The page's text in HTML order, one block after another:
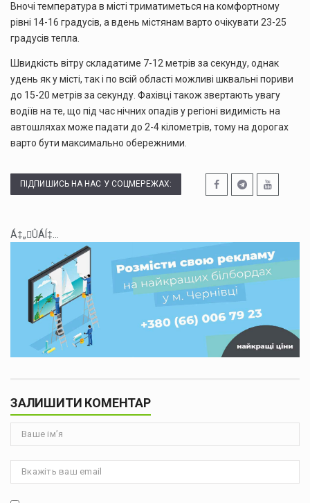
Вночі температура в місті триматиметься на комфортному
рівні 14-16 градусів, а вдень містянам варто очікувати 23-25
градусів тепла.
Швидкість вітру складатиме 7-12 метрів за секунду, однак
удень як у місті, так і по всій області можливі шквальні пориви
до 15-20 метрів за секунду. Фахівці також звертають увагу
водіїв на те, що під час нічних опадів у регіоні видимість на
автошляхах може падати до 2-4 кілометрів, тому на дорогах
варто бути максимально обережними.
ПІДПИШИСЬ НА НАС У СОЦМЕРЕЖАХ:
Á‡„ÛÁÍ‡...
ЗАЛИШИТИ КОМЕНТАР